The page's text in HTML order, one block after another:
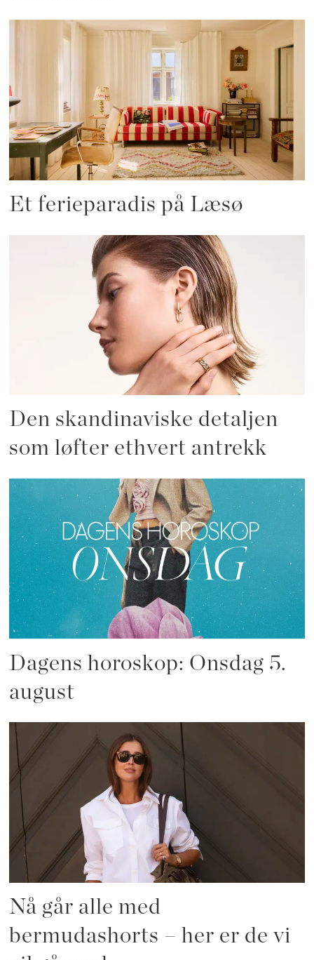
Et ferieparadis på Læsø
Den skandinaviske detaljen
som løfter ethvert antrekk
Dagens horoskop: Onsdag 5.
august
Nå går alle med
bermudashorts – her er de vi